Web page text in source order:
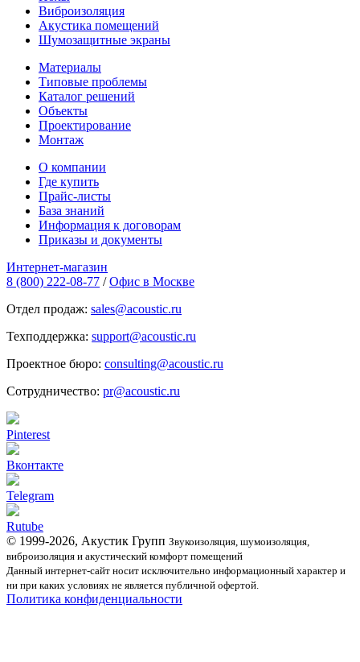
Виброизоляция
Акустика помещений
Шумозащитные экраны
Материалы
Типовые проблемы
Каталог решений
Объекты
Проектирование
Монтаж
О компании
Где купить
Прайс-листы
База знаний
Информация к договорам
Приказы и документы
Интернет-магазин
8 (800) 222-08-77 / Офис в Москве
Отдел продаж: sales@acoustic.ru
Техподдержка: support@acoustic.ru
Проектное бюро: consulting@acoustic.ru
Сотрудничество: pr@acoustic.ru
Pinterest
Вконтакте
Telegram
Rutube
© 1999-2026, Акустик Групп Звукоизоляция, шумоизоляция,
виброизоляция и акустический комфорт помещений
Данный интернет-сайт носит исключительно информационный характер и
ни при каких условиях не является публичной офертой.
Политика конфиденциальности